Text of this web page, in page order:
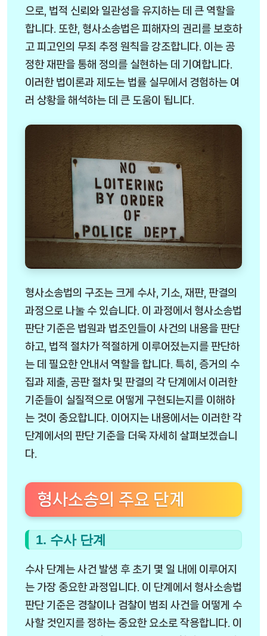
으로, 법적 신뢰와 일관성을 유지하는 데 큰 역할을
합니다. 또한, 형사소송법은 피해자의 권리를 보호하
고 피고인의 무죄 추정 원칙을 강조합니다. 이는 공
정한 재판을 통해 정의를 실현하는 데 기여합니다.
이러한 법이론과 제도는 법률 실무에서 경험하는 여
러 상황을 해석하는 데 큰 도움이 됩니다.
형사소송법의 구조는 크게 수사, 기소, 재판, 판결의
과정으로 나눌 수 있습니다. 이 과정에서 형사소송법
판단 기준은 법원과 법조인들이 사건의 내용을 판단
하고, 법적 절차가 적절하게 이루어졌는지를 판단하
는 데 필요한 안내서 역할을 합니다. 특히, 증거의 수
집과 제출, 공판 절차 및 판결의 각 단계에서 이러한
기준들이 실질적으로 어떻게 구현되는지를 이해하
는 것이 중요합니다. 이어지는 내용에서는 이러한 각
단계에서의 판단 기준을 더욱 자세히 살펴보겠습니
다.
형사소송의 주요 단계
1. 수사 단계
수사 단계는 사건 발생 후 초기 몇 일 내에 이루어지
는 가장 중요한 과정입니다. 이 단계에서 형사소송법
판단 기준은 경찰이나 검찰이 범죄 사건을 어떻게 수
사할 것인지를 정하는 중요한 요소로 작용합니다. 이